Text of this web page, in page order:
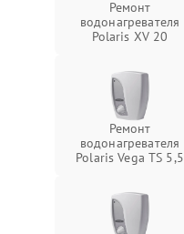
Ремонт
водонагревателя
Polaris XV 20
Ремонт
водонагревателя
Polaris Vega TS 5,5